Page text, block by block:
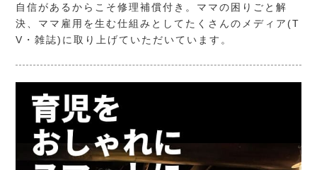
自信があるからこそ修理補償付き。ママの困りごと解
決、ママ雇用を生む仕組みとしてたくさんのメディア(T
V・雑誌)に取り上げていただいています。